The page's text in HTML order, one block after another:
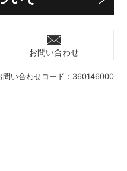
問い合わせコード： 360146000
お問い合わせ